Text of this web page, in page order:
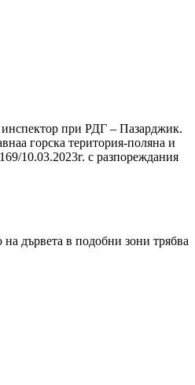
инспектор при РДГ – Пазарджик.
горска територия-поляна и
10.03.2023г. с разпореждания
дървета в подобни зони трябва